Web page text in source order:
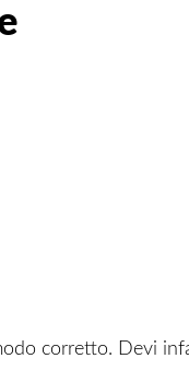
corretto. Devi